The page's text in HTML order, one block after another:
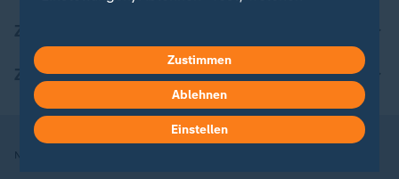
ZDFheute Apps
Nutzungsbedingungen
kannst du jederzeit mit Wirkung für die Zukunft
in deinen Einstellungen widerrufen oder ändern.
Hier findest du das Impressum.
Weitere Informationen findest du in unserer
Zustimmen
Ablehnen
Einstellen